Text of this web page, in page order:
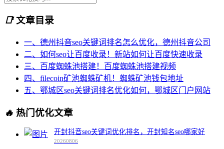
📑文章目录
一、德州抖音seo关键词排名怎么优化，德州抖音公司
二、如何seo让百度收录！新站如何让百度快速收录
三、百度蜘蛛池搭建！百度蜘蛛池搭建视频
四、filecoin矿池蜘蛛矿机！蜘蛛矿池钱包地址
五、鄂城区seo关键词排名优化如何，鄂城区门户网站
🔥 热门优化文章
开封抖音seo关键词优化排名，开封知名seo哪家好
20260806